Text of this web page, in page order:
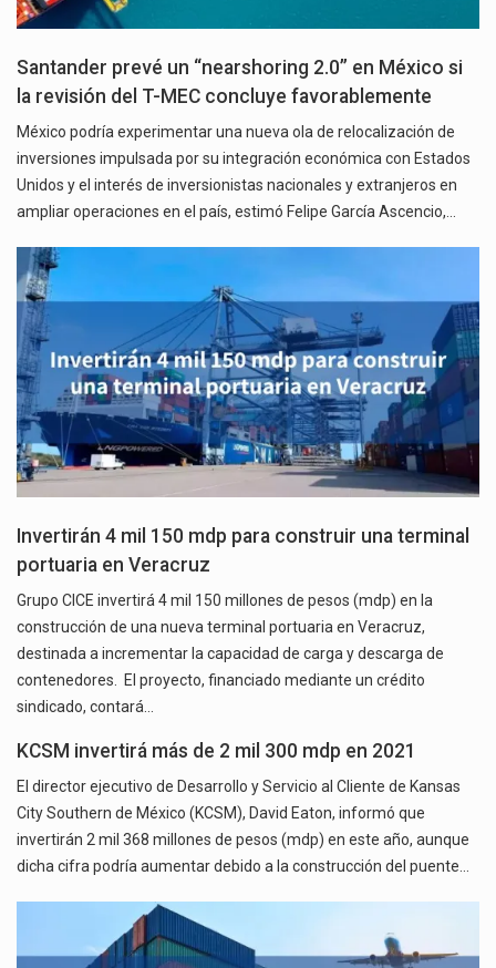
Santander prevé un “nearshoring 2.0” en México si
la revisión del T-MEC concluye favorablemente
México podría experimentar una nueva ola de relocalización de
inversiones impulsada por su integración económica con Estados
Unidos y el interés de inversionistas nacionales y extranjeros en
ampliar operaciones en el país, estimó Felipe García Ascencio,…
Invertirán 4 mil 150 mdp para construir una terminal
portuaria en Veracruz
Grupo CICE invertirá 4 mil 150 millones de pesos (mdp) en la
construcción de una nueva terminal portuaria en Veracruz,
destinada a incrementar la capacidad de carga y descarga de
contenedores. El proyecto, financiado mediante un crédito
sindicado, contará…
KCSM invertirá más de 2 mil 300 mdp en 2021
El director ejecutivo de Desarrollo y Servicio al Cliente de Kansas
City Southern de México (KCSM), David Eaton, informó que
invertirán 2 mil 368 millones de pesos (mdp) en este año, aunque
dicha cifra podría aumentar debido a la construcción del puente…